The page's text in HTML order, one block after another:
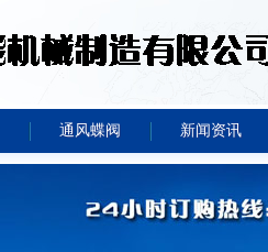
通风蝶阀 新闻资讯